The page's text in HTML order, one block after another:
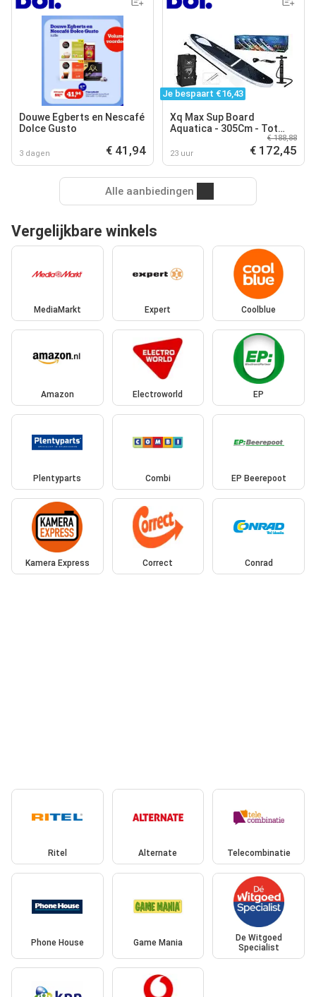
Douwe Egberts en Nescafé
Dolce Gusto
3 dagen € 41,94
Je bespaart €16,43
Xq Max Sup Board
Aquatica - 305Cm - Tot
23 uur
€ 188,88
€ 172,45
Alle aanbiedingen
Vergelijkbare winkels
MediaMarkt Expert Coolblue
Amazon Electroworld EP
Plentyparts Combi EP Beerepoot
Kamera Express Correct Conrad
Ritel Alternate Telecombinatie
Phone House Game Mania
De Witgoed
Specialist